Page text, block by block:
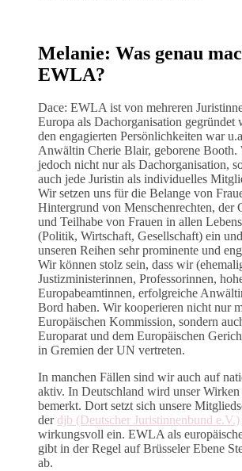
Melanie: Was genau
EWLA?
Dace: EWLA ist von mehreren
Europa als Dachorganisation gegründet
den engagierten Persönlichkeiten war
Anwältin Cherie Blair, geborene Booth.
jedoch nicht nur als Dachorganisation,
auch jede Juristin als individuelles
Wir setzen uns für die Belange von
Hintergrund von Menschenrechten, der
und Teilhabe von Frauen in allen
(Politik, Wirtschaft, Gesellschaft) ein
unseren Reihen sehr prominente und
Wir können stolz sein, dass wir
Justizministerinnen, Professorinnen,
Europabeamtinnen, erfolgreiche
Bord haben. Wir kooperieren nicht nur
Europäischen Kommission, sondern
Europarat und dem Europäischen
in Gremien der UN vertreten.
In manchen Fällen sind wir auch auf
aktiv. In Deutschland wird unser Wirken
bemerkt. Dort setzt sich unsere
der djb (Deutscher Juristinnenbund e.V.)
wirkungsvoll ein. EWLA als
gibt in der Regel auf Brüsseler Ebene
ab.